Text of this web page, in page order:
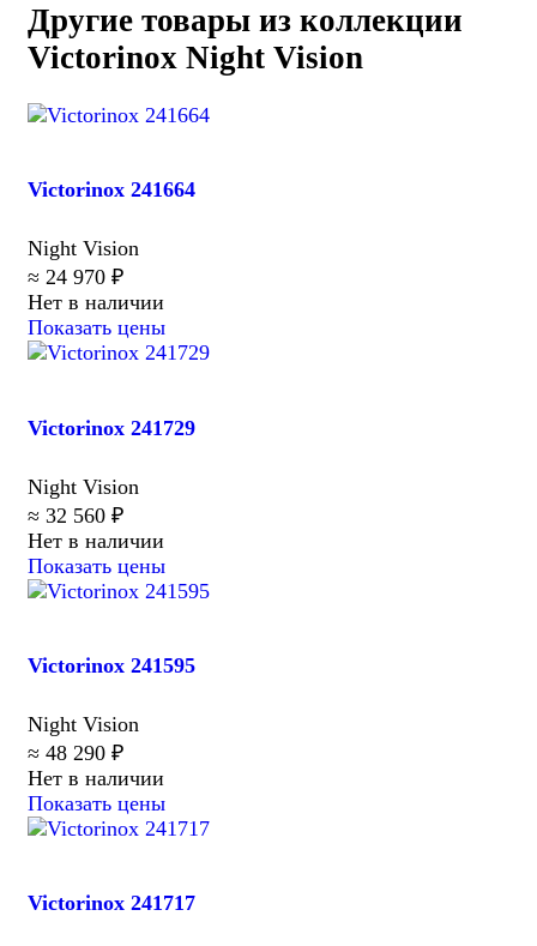
Другие товары из коллекции
Victorinox Night Vision
Victorinox 241664
Night Vision
≈ 24 970 ₽
Нет в наличии
Показать цены
Victorinox 241729
Night Vision
≈ 32 560 ₽
Нет в наличии
Показать цены
Victorinox 241595
Night Vision
≈ 48 290 ₽
Нет в наличии
Показать цены
Victorinox 241717